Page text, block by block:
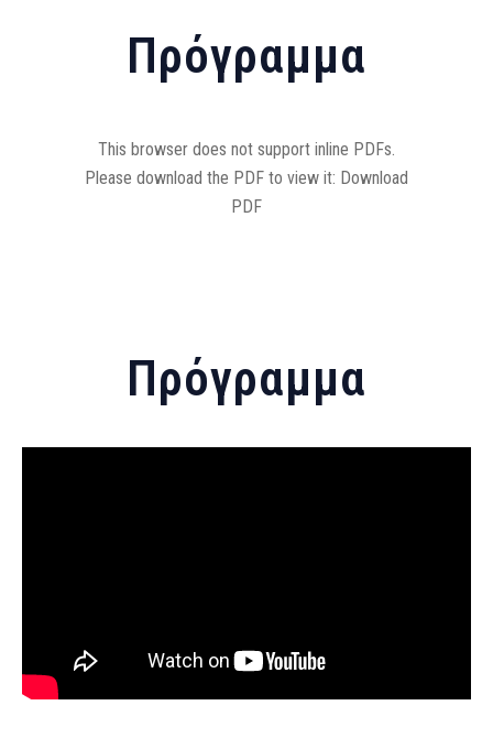
Πρόγραμμα
This browser does not support inline PDFs.
Please download the PDF to view it: Download
PDF
Πρόγραμμα